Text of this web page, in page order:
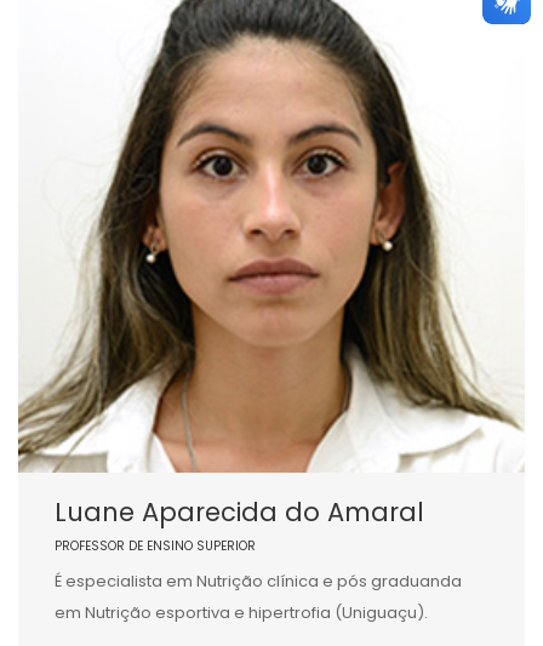
Luane Aparecida do Amaral
PROFESSOR DE ENSINO SUPERIOR
É especialista em Nutrição clínica e pós graduanda
em Nutrição esportiva e hipertrofia (Uniguaçu).